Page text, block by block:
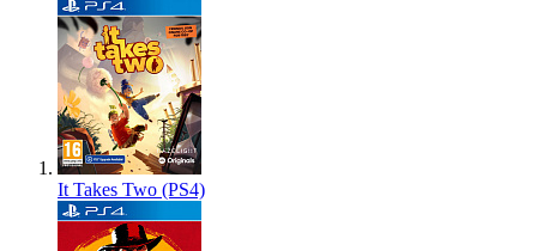
It Takes Two (PS4)